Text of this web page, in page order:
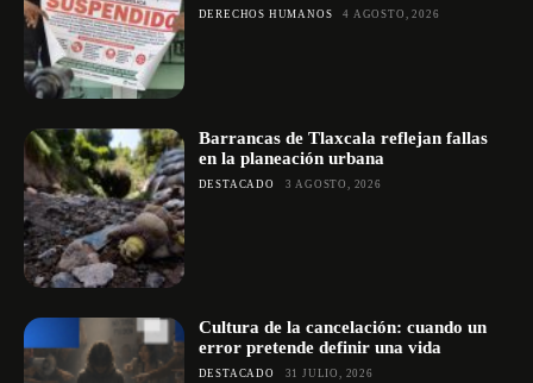
DERECHOS HUMANOS 4 AGOSTO, 2026
Barrancas de Tlaxcala reflejan fallas
en la planeación urbana
DESTACADO 3 AGOSTO, 2026
Cultura de la cancelación: cuando un
error pretende definir una vida
DESTACADO 31 JULIO, 2026